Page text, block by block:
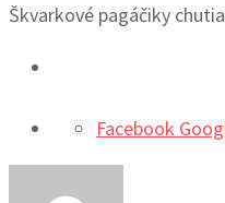
Škvarkové pagáčiky
Facebook